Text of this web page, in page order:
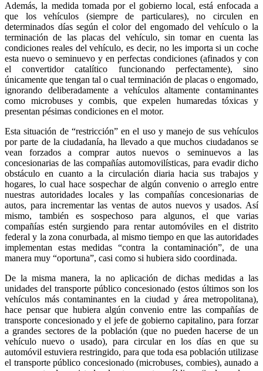
Además, la medida tomada por el gobierno local, está enfocada a
que los vehículos (siempre de particulares), no circulen en
determinados días según el color del engomado del vehículo o la
terminación de las placas del vehículo, sin tomar en cuenta las
condiciones reales del vehículo, es decir, no les importa si un coche
esta nuevo o seminuevo y en perfectas condiciones (afinados y con
el convertidor catalítico funcionando perfectamente), sino
únicamente que tengan tal o cual terminación de placas o engomado,
ignorando deliberadamente a vehículos altamente contaminantes
como microbuses y combis, que expelen humaredas tóxicas y
presentan pésimas condiciones en el motor.
Esta situación de “restricción” en el uso y manejo de sus vehículos
por parte de la ciudadanía, ha llevado a que muchos ciudadanos se
vean forzados a comprar autos nuevos o seminuevos a las
concesionarias de las compañías automovilísticas, para evadir dicho
obstáculo en cuanto a la circulación diaria hacia sus trabajos y
hogares, lo cual hace sospechar de algún convenio o arreglo entre
nuestras autoridades locales y las compañías concesionarias de
autos, para incrementar las ventas de autos nuevos y usados. Así
mismo, también es sospechoso para algunos, el que varias
compañías estén surgiendo para rentar automóviles en el distrito
federal y la zona conurbada, al mismo tiempo en que las autoridades
implementan estas medidas “contra la contaminación”, de una
manera muy “oportuna”, casi como si hubiera sido coordinada.
De la misma manera, la no aplicación de dichas medidas a las
unidades del transporte público concesionado (estos últimos son los
vehículos más contaminantes en la ciudad y área metropolitana),
hace pensar que hubiera algún convenio entre las compañías de
transporte concesionado y el jefe de gobierno capitalino, para forzar
a grandes sectores de la población (que no pueden hacerse de un
vehículo nuevo o usado), para circular en los días en que su
automóvil estuviera restringido, para que toda esa población utilizase
el transporte público concesionado (microbuses, combies), aunado a